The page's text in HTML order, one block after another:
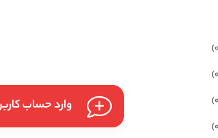
)
)
)
)
وارد حساب